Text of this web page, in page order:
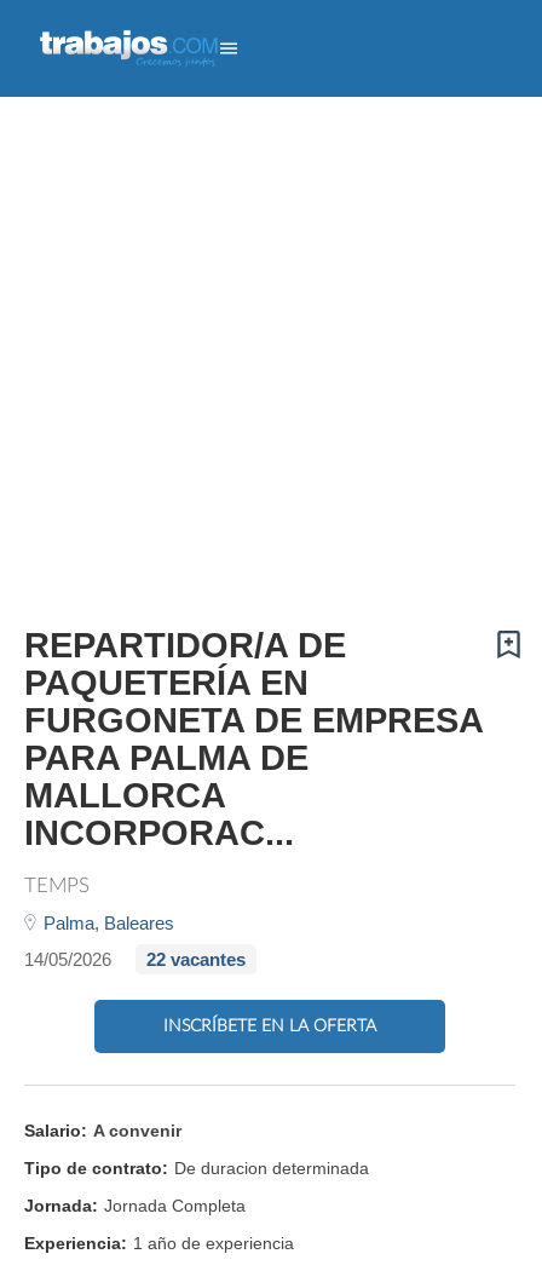
REPARTIDOR/A DE
PAQUETERÍA EN
FURGONETA DE EMPRESA
PARA PALMA DE
MALLORCA
INCORPORAC...
TEMPS
Palma, Baleares
14/05/2026
22 vacantes
INSCRÍBETE EN LA OFERTA
Salario: A convenir
Tipo de contrato: De duracion determinada
Jornada: Jornada Completa
Experiencia: 1 año de experiencia